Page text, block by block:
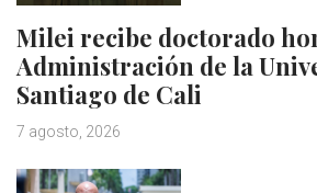
Milei recibe doctorado
Administración de la
Santiago de Cali
7 agosto, 2026